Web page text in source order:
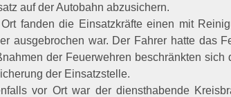
auf der Autobahn abzusichern.
fanden die Einsatzkräfte einen mit
ausgebrochen war. Der Fahrer hatte das
der Feuerwehren beschränkten
der Einsatzstelle.
vor Ort war der diensthabende